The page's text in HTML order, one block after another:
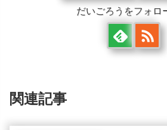
だいごろうをフォロ
関連記事